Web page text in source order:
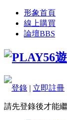
形象首頁
線上購買
論壇BBS
登錄 | 立即註冊
請先登錄後才能